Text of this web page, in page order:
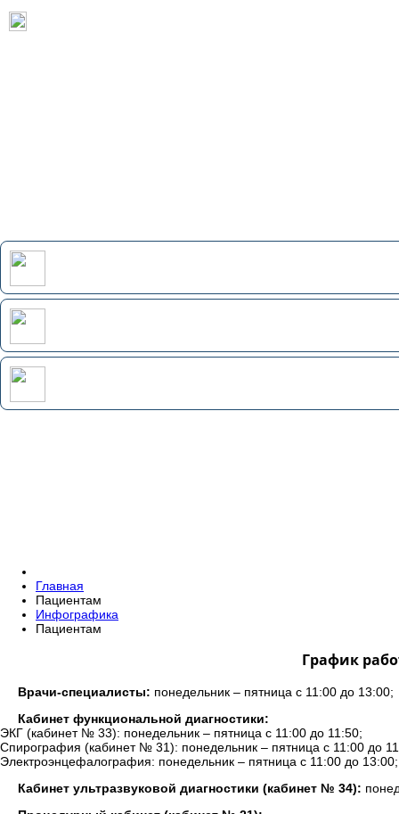
Главная
Пациентам
Инфографика
Пациентам
График
Врачи-специалисты: понедельник – пятница с 11:00 до 13:00;
Кабинет функциональной диагностики:
ЭКГ (кабинет № 33): понедельник – пятница с 11:00 до 11:50;
Спирография (кабинет № 31): понедельник – пятница с 11:00 до
Электроэнцефалография: понедельник – пятница с 11:00 до 13:00;
Кабинет ультразвуковой диагностики (кабинет № 34):